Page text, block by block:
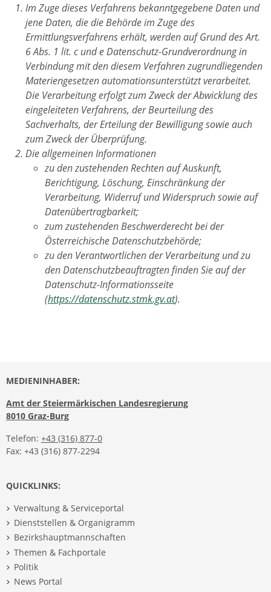
Im Zuge dieses Verfahrens bekanntgegebene Daten und
jene Daten, die die Behörde im Zuge des
Ermittlungsverfahrens erhält, werden auf Grund des Art.
6 Abs. 1 lit. c und e Datenschutz-Grundverordnung in
Verbindung mit den diesem Verfahren zugrundliegenden
Materiengesetzen automationsunterstützt verarbeitet.
Die Verarbeitung erfolgt zum Zweck der Abwicklung des
eingeleiteten Verfahrens, der Beurteilung des
Sachverhalts, der Erteilung der Bewilligung sowie auch
zum Zweck der Überprüfung.
Die allgemeinen Informationen
zu den zustehenden Rechten auf Auskunft,
Berichtigung, Löschung, Einschränkung der
Verarbeitung, Widerruf und Widerspruch sowie auf
Datenübertragbarkeit;
zum zustehenden Beschwerderecht bei der
Österreichische Datenschutzbehörde;
zu den Verantwortlichen der Verarbeitung und zu
den Datenschutzbeauftragten finden Sie auf der
Datenschutz-Informationsseite
(https://datenschutz.stmk.gv.at).
MEDIENINHABER:
Amt der Steiermärkischen Landesregierung
8010 Graz-Burg
Telefon: +43 (316) 877-0
Fax: +43 (316) 877-2294
QUICKLINKS:
Verwaltung & Serviceportal
Dienststellen & Organigramm
Bezirkshauptmannschaften
Themen & Fachportale
Politik
News Portal